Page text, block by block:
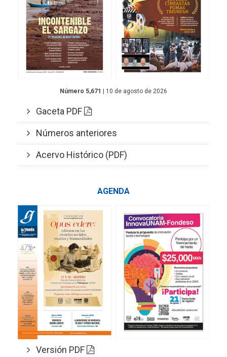
Número 5,671 | 10 de agosto de 2026
Gaceta PDF
Números anteriores
Acervo Histórico (PDF)
AGENDA
Versión PDF